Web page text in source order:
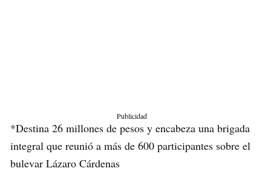
Publicidad
*Destina 26 millones de pesos y encabeza una brigada
integral que reunió a más de 600 participantes sobre el
bulevar Lázaro Cárdenas